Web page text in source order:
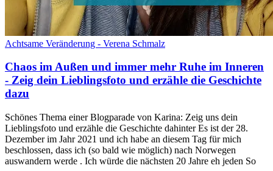
Achtsame Veränderung - Verena Schmalz
Chaos im Außen und immer mehr Ruhe im Inneren
- Zeig dein Lieblingsfoto und erzähle die Geschichte
dazu
Schönes Thema einer Blogparade von Karina: Zeig uns dein
Lieblingsfoto und erzähle die Geschichte dahinter Es ist der 28.
Dezember im Jahr 2021 und ich habe an diesem Tag für mich
beschlossen, dass ich (so bald wie möglich) nach Norwegen
auswandern werde . Ich würde die nächsten 20 Jahre eh jeden So